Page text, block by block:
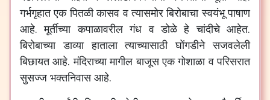
गर्भगृहात एक पितळी कासव व त्यासमोर बिरोबाचा स्वयंभू पाषाण
आहे.मूर्तीच्या कपाळावरील गंध व डोळे हे चांदीचे आहेत.
बिरोबाच्या डाव्या हाताला त्याच्यासाठी घोंगडीने सजवलेली
बिछायत आहे.मंदिराच्या मागील बाजूस एक गोशाळा व परिसरात
सुसज्ज भक्तनिवास आहे.